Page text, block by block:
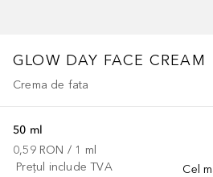
GLOW DAY FACE CREAM
Crema de fata
Cel
50 ml
0,59 RON / 1 ml
Prețul include TVA